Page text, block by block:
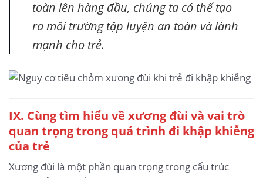
toàn lên hàng đầu, chúng ta có thể tạo
ra môi trường tập luyện an toàn và lành
mạnh cho trẻ.
IX. Cùng tìm hiểu về xương đùi và vai trò
quan trọng trong quá trình đi khập khiễng
của trẻ
Xương đùi là một phần quan trọng trong cấu trúc